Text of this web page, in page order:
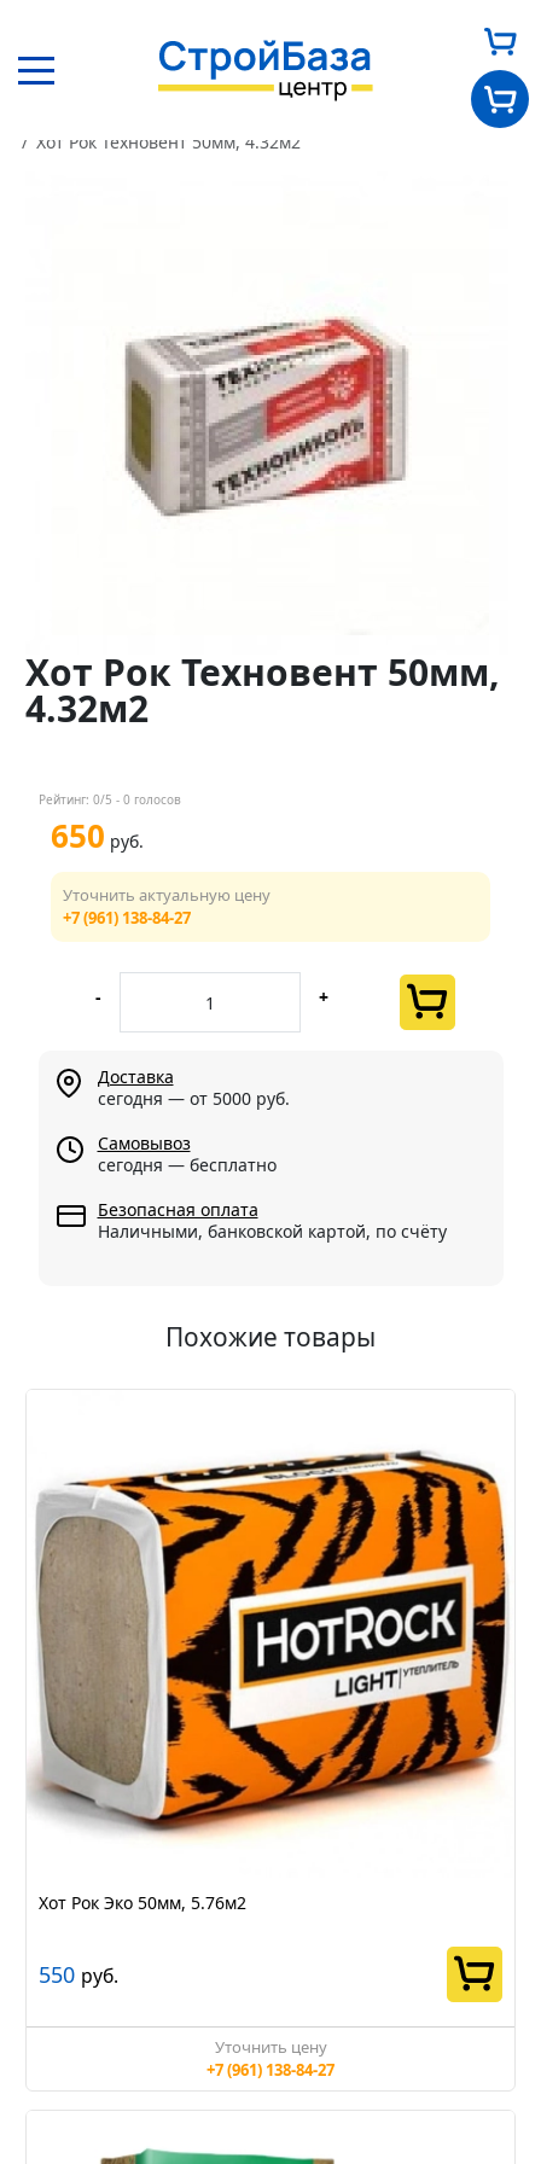
Оплата и доставка
Новости
+7 (961) 138-84-27
Хот Рок Техновент 50мм, 4.32м2
Хот Рок Техновент 50мм,
4.32м2
Рейтинг: 0/5 - 0 голосов
650 руб.
Уточнить актуальную цену
+7 (961) 138-84-27
- +
Доставка
сегодня — от 5000 руб.
Самовывоз
сегодня — бесплатно
Безопасная оплата
Наличными, банковской картой, по счёту
Похожие товары
Хот Рок Эко 50мм, 5.76м2
550 руб.
Уточнить цену
+7 (961) 138-84-27